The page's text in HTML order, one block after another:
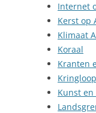
Internet
Kerst op
Klimaat
Koraal
Kranten
Kunst en